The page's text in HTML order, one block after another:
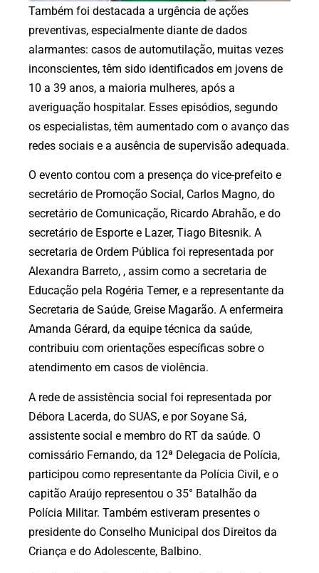
Também foi destacada a urgência de ações
preventivas, especialmente diante de dados
alarmantes: casos de automutilação, muitas vezes
inconscientes, têm sido identificados em jovens de
10 a 39 anos, a maioria mulheres, após a
averiguação hospitalar. Esses episódios, segundo
os especialistas, têm aumentado com o avanço das
redes sociais e a ausência de supervisão adequada.
O evento contou com a presença do vice-prefeito e
secretário de Promoção Social, Carlos Magno, do
secretário de Comunicação, Ricardo Abrahão, e do
secretário de Esporte e Lazer, Tiago Bitesnik. A
secretaria de Ordem Pública foi representada por
Alexandra Barreto, , assim como a secretaria de
Educação pela Rogéria Temer, e a representante da
Secretaria de Saúde, Greise Magarão. A enfermeira
Amanda Gérard, da equipe técnica da saúde,
contribuiu com orientações específicas sobre o
atendimento em casos de violência.
A rede de assistência social foi representada por
Débora Lacerda, do SUAS, e por Soyane Sá,
assistente social e membro do RT da saúde. O
comissário Fernando, da 12ª Delegacia de Polícia,
participou como representante da Polícia Civil, e o
capitão Araújo representou o 35° Batalhão da
Polícia Militar. Também estiveram presentes o
presidente do Conselho Municipal dos Direitos da
Criança e do Adolescente, Balbino.